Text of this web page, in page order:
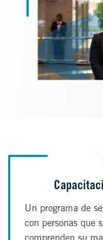
Un programa de
con personas que